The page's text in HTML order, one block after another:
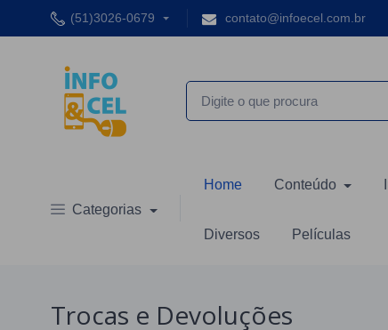
(51)3026-0679 contato@infoecel.com.br
Categorias
Home Conteúdo
Diversos Películas
Trocas e Devoluções